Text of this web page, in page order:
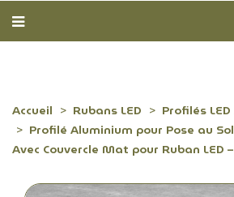
Accueil Rubans LED
Profilés
Profilé Aluminium pour Pose au
Avec Couvercle Mat pour Ruban LED